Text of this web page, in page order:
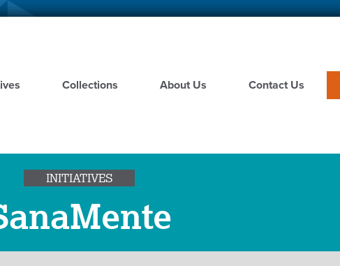
Skip
Collections About Us Contact Us
INITIATIVES